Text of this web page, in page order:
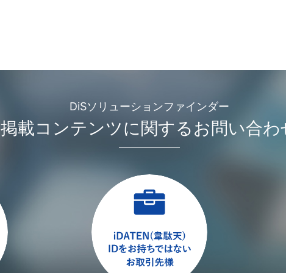
DiSソリューションファインダー
掲載コンテンツに関するお問い合わ